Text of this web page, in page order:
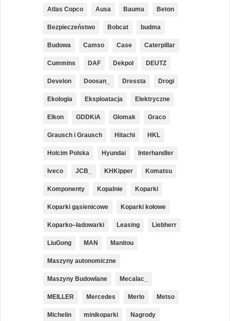
Atlas Copco Ausa Bauma Beton
Bezpieczeństwo Bobcat budma
Budowa Camso Case Caterpillar
Cummins DAF Dekpol DEUTZ
Develon Doosan_ Dressta Drogi
Ekologia Eksploatacja Elektryczne
Elkon GDDKiA Glomak Graco
Grausch i Grausch Hitachi HKL
Holcim Polska Hyundai Interhandler
Iveco JCB_ KHKipper Komatsu
Komponenty Kopalnie Koparki
Koparki gąsienicowe Koparki kołowe
Koparko–ładowarki Leasing Liebherr
LiuGong MAN Manitou
Maszyny autonomiczne
Maszyny Budowlane Mecalac_
MEILLER Mercedes Merlo Metso
Michelin minikoparki Nagrody